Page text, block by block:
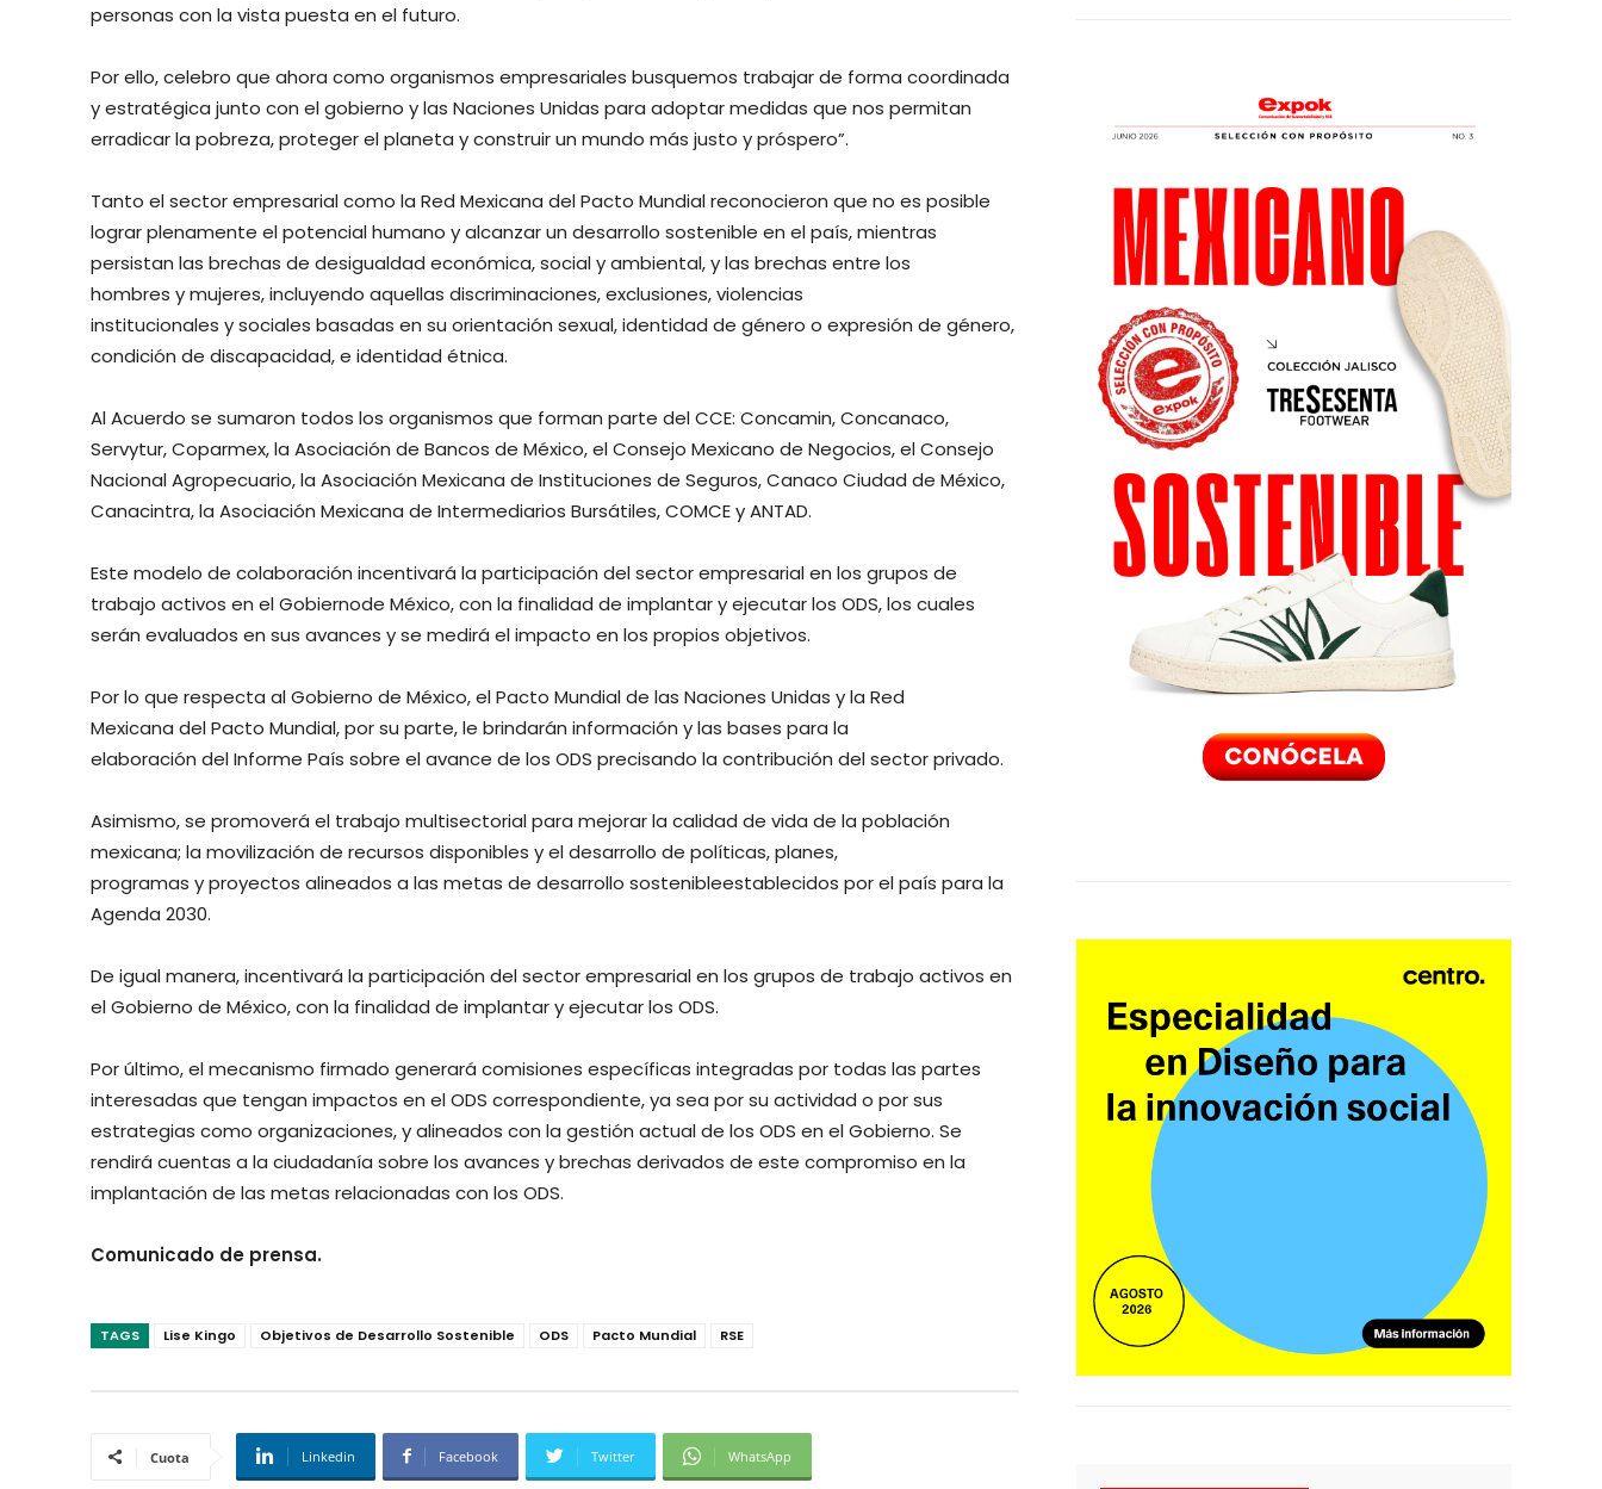
personas con la vista puesta en el futuro.
Por ello, celebro que ahora como organismos empresariales busquemos trabajar de forma coordinada
y estratégica junto con el gobierno y las Naciones Unidas para adoptar medidas que nos permitan
erradicar la pobreza, proteger el planeta y construir un mundo más justo y próspero”.
Tanto el sector empresarial como la Red Mexicana del Pacto Mundial reconocieron que no es posible
lograr plenamente el potencial humano y alcanzar un desarrollo sostenible en el país, mientras
persistan las brechas de desigualdad económica, social y ambiental, y las brechas entre los
hombres y mujeres, incluyendo aquellas discriminaciones, exclusiones, violencias
institucionales y sociales basadas en su orientación sexual, identidad de género o expresión de género,
condición de discapacidad, e identidad étnica.
Al Acuerdo se sumaron todos los organismos que forman parte del CCE: Concamin, Concanaco,
Servytur, Coparmex, la Asociación de Bancos de México, el Consejo Mexicano de Negocios, el Consejo
Nacional Agropecuario, la Asociación Mexicana de Instituciones de Seguros, Canaco Ciudad de México,
Canacintra, la Asociación Mexicana de Intermediarios Bursátiles, COMCE y ANTAD.
Este modelo de colaboración incentivará la participación del sector empresarial en los grupos de
trabajo activos en el Gobiernode México, con la finalidad de implantar y ejecutar los ODS, los cuales
serán evaluados en sus avances y se medirá el impacto en los propios objetivos.
Por lo que respecta al Gobierno de México, el Pacto Mundial de las Naciones Unidas y la Red
Mexicana del Pacto Mundial, por su parte, le brindarán información y las bases para la
elaboración del Informe País sobre el avance de los ODS precisando la contribución del sector privado.
Asimismo, se promoverá el trabajo multisectorial para mejorar la calidad de vida de la población
mexicana; la movilización de recursos disponibles y el desarrollo de políticas, planes,
programas y proyectos alineados a las metas de desarrollo sostenibleestablecidos por el país para la
Agenda 2030.
De igual manera, incentivará la participación del sector empresarial en los grupos de trabajo activos en
el Gobierno de México, con la finalidad de implantar y ejecutar los ODS.
Por último, el mecanismo firmado generará comisiones específicas integradas por todas las partes
interesadas que tengan impactos en el ODS correspondiente, ya sea por su actividad o por sus
estrategias como organizaciones, y alineados con la gestión actual de los ODS en el Gobierno. Se
rendirá cuentas a la ciudadanía sobre los avances y brechas derivados de este compromiso en la
implantación de las metas relacionadas con los ODS.
Comunicado de prensa.
TAGS Lise Kingo Objetivos de Desarrollo Sostenible ODS Pacto Mundial RSE
Cuota Linkedin Facebook Twitter WhatsApp